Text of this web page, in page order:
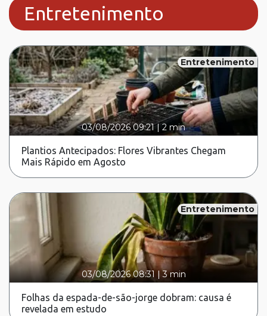
Entretenimento
Entretenimento
03/08/2026 09:21|2 min
Plantios Antecipados: Flores Vibrantes Chegam
Mais Rápido em Agosto
Entretenimento
03/08/2026 08:31 |3 min
Folhas da espada-de-são-jorge dobram: causa é
revelada em estudo